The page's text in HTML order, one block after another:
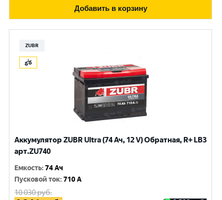
Добавить в корзину
ZUBR
Аккумулятор ZUBR Ultra (74 Ач, 12 V) Обратная, R+ LB3
арт.ZU740
Емкость:74 Ач
Пусковой ток:710 A
10 030руб.